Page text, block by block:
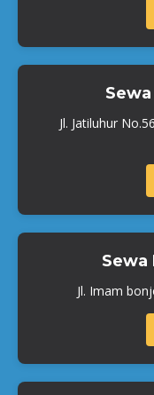
Jl. Jatiluhur
Sewa
Jl. Imam